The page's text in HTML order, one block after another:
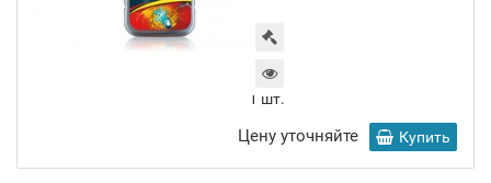
1 шт.
Цену уточняйте Купить